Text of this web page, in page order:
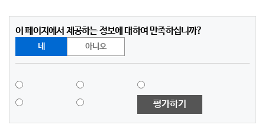
이 페이지에서 제공하는 정보에 대하여 만족하십니까?
네 아니오
평가하기